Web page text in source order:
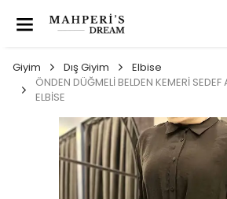
Giyim Dış Giyim
Elbise
ÖNDEN DÜĞMELİ BELDEN KEMERİ
ELBİSE